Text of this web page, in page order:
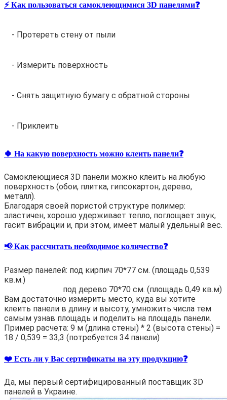
⚡️ Как пользоваться самоклеющимися 3D панелями❓
- Протереть стену от пыли
- Измерить поверхность
- Снять защитную бумагу с обратной стороны
- Приклеить
🍀 На какую поверхность можно клеить панели❓
Самоклеющиеся 3D панели можно клеить на любую
поверхность (обои, плитка, гипсокартон, дерево,
металл).
Благодаря своей пористой структуре полимер:
эластичен, хорошо удерживает тепло, поглощает звук,
гасит вибрации и, при этом, имеет малый удельный вес.
📢 Как рассчитать необходимое количество❓
Размер панелей: под кирпич 70*77 см. (площадь 0,539
кв.м.)
под дерево 70*70 см. (площадь 0,49 кв.м)
Вам достаточно измерить место, куда вы хотите
клеить панели в длину и высоту, умножить числа тем
самым узнав площадь и поделить на площадь панели.
Пример расчета: 9 м (длина стены) * 2 (высота стены) =
18 / 0,539 = 33,3 (потребуется 34 панели)
❤️ Есть ли у Вас сертификаты на эту продукцию❓
Да, мы первый сертифицированный поставщик 3D
панелей в Украине.